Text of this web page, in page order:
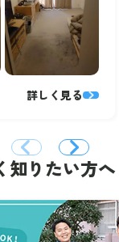
詳しく見る
知りたい方へ